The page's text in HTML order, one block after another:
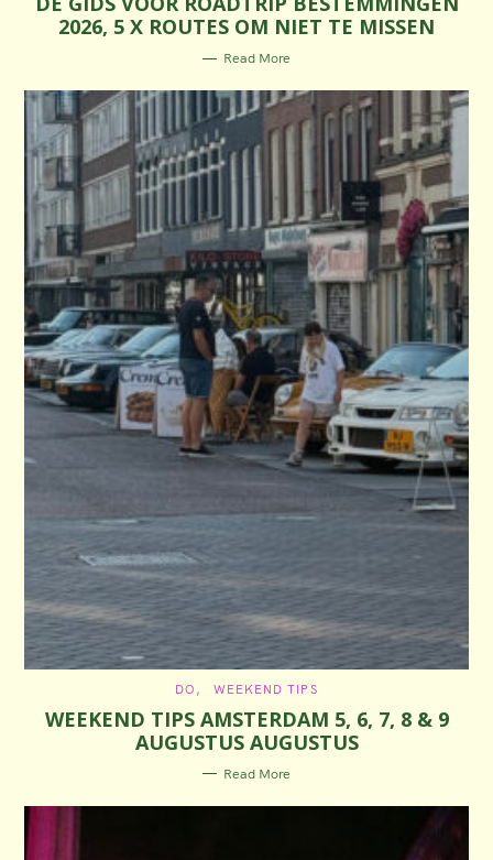
E
G
O
R
I
S
2026, 5 X ROUTES OM NIET TE MISSEN
Read More
C
T
E
G
O
R
I
S
DO WEEKEND TIPS
WEEKEND TIPS AMSTERDAM 5, 6, 7, 8 & 9
AUGUSTUS AUGUSTUS
Read More